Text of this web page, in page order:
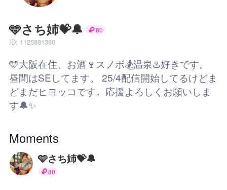
🩵さち姉💝🔔 80
ID: 1125881360
🩵大阪在住、お酒🍷スノボ🏂温泉♨️好きです。
昼間はSEしてます。 25/4配信開始してるけどま
どまだヒヨッコです。応援よろしくお願いしま
す🔔✨
Moments
🩵さち姉💝🔔
80